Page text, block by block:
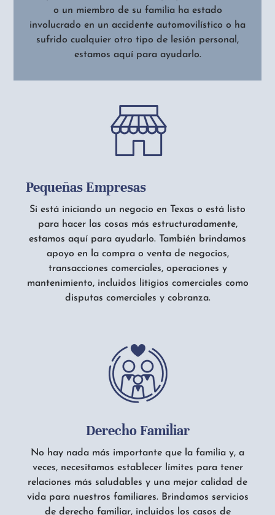
o un miembro de su familia ha estado
involucrado en un accidente automovilístico o ha
sufrido cualquier otro tipo de lesión personal,
estamos aquí para ayudarlo.
Pequeñas Empresas
Si está iniciando un negocio en Texas o está listo
para hacer las cosas más estructuradamente,
estamos aquí para ayudarlo. También brindamos
apoyo en la compra o venta de negocios,
transacciones comerciales, operaciones y
mantenimiento, incluidos litigios comerciales como
disputas comerciales y cobranza.
Derecho Familiar
No hay nada más importante que la familia y, a
veces, necesitamos establecer límites para tener
relaciones más saludables y una mejor calidad de
vida para nuestros familiares. Brindamos servicios
de derecho familiar, incluidos los casos de